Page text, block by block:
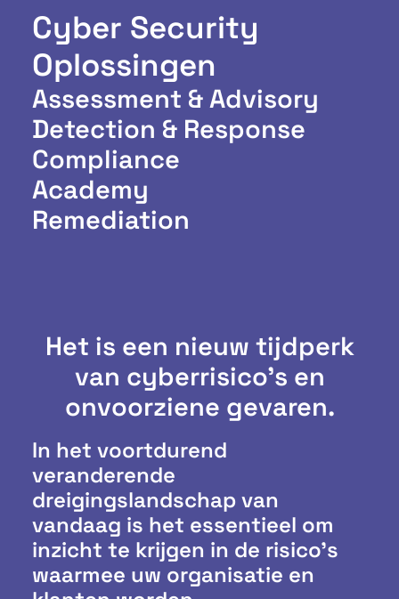
Cyber Security
Oplossingen
Assessment & Advisory
Detection & Response
Compliance
Academy
Remediation
Het is een nieuw tijdperk
van cyberrisico's en
onvoorziene gevaren.
In het voortdurend
veranderende
dreigingslandschap van
vandaag is het essentieel om
inzicht te krijgen in de risico’s
waarmee uw organisatie en